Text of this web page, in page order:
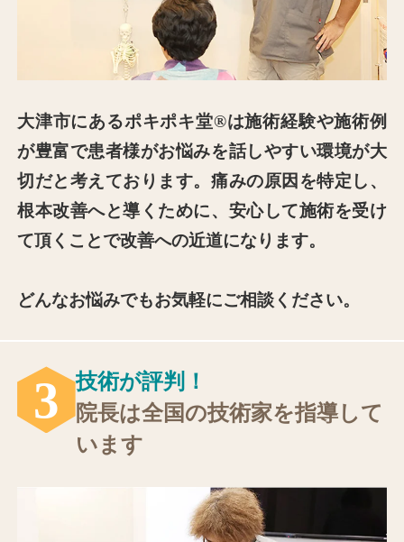
⼤津市にあるポキポキ堂®は施術経験や施術例
が豊富で患者様がお悩みを話しやすい環境が⼤
切だと考えております。痛みの原因を特定し、
根本改善へと導くために、安⼼して施術を受け
て頂くことで改善への近道になります。
どんなお悩みでもお気軽にご相談ください。
3
技術が評判！
院⻑は全国の技術家を指導して
います